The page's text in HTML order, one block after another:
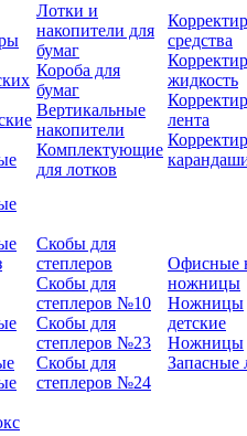
Лотки и
накопители для
бумаг
Короба для
бумаг
Вертикальные
накопители
Комплектующие
для лотков
средства
жидкость
лента
Скобы для
степлеров
Скобы для
степлеров №10
Скобы для
степлеров №23
Скобы для
степлеров №24
Офисные
ножницы
Ножницы
детские
Ножницы
Запасные